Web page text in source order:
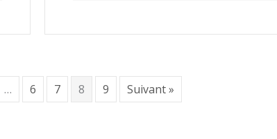
… 6 7 8 9 Suivant »